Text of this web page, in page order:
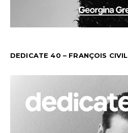
DEDICATE 40 – FRANÇOIS CIVIL